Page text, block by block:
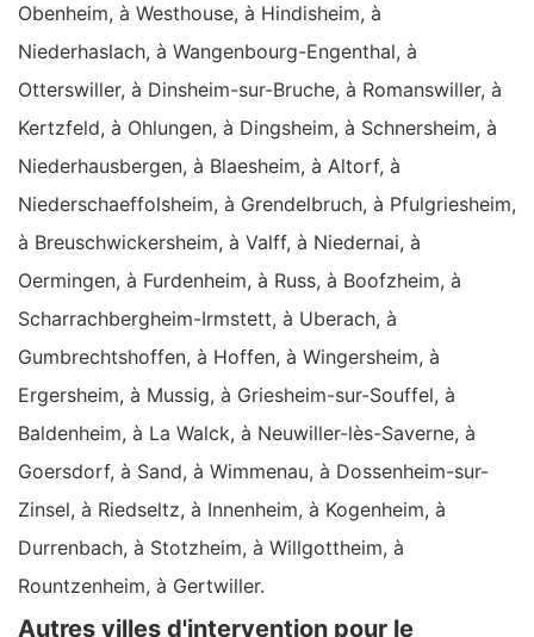
Obenheim, à Westhouse, à Hindisheim, à
Niederhaslach, à Wangenbourg-Engenthal, à
Otterswiller, à Dinsheim-sur-Bruche, à Romanswiller, à
Kertzfeld, à Ohlungen, à Dingsheim, à Schnersheim, à
Niederhausbergen, à Blaesheim, à Altorf, à
Niederschaeffolsheim, à Grendelbruch, à Pfulgriesheim,
à Breuschwickersheim, à Valff, à Niedernai, à
Oermingen, à Furdenheim, à Russ, à Boofzheim, à
Scharrachbergheim-Irmstett, à Uberach, à
Gumbrechtshoffen, à Hoffen, à Wingersheim, à
Ergersheim, à Mussig, à Griesheim-sur-Souffel, à
Baldenheim, à La Walck, à Neuwiller-lès-Saverne, à
Goersdorf, à Sand, à Wimmenau, à Dossenheim-sur-
Zinsel, à Riedseltz, à Innenheim, à Kogenheim, à
Durrenbach, à Stotzheim, à Willgottheim, à
Rountzenheim, à Gertwiller.
Autres villes d'intervention pour le